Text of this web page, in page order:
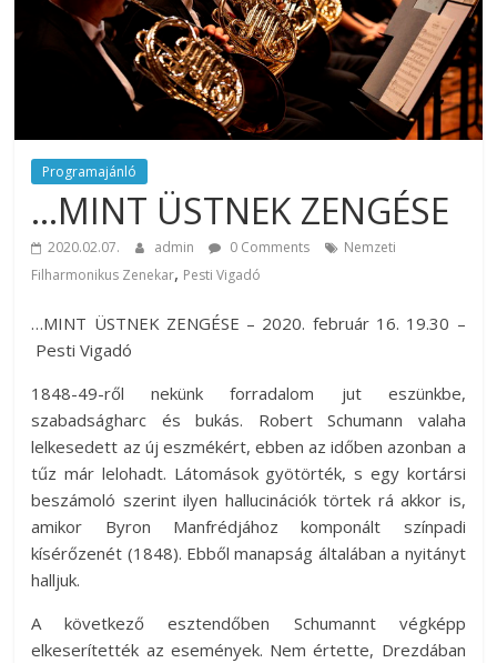
rendezvény
ajánlatok.
Rendezvények,
rendezvénytechnika,
rendezvényeszközök,
rendezvénygasztronómia,
catering.
Útmutató
úgy
profi
kollégáknak,
mint
céges
rendezvények
szervezőinek,
vagy
esküvőjüket
tervezgető
Programajánló
…MINT ÜSTNEK ZENGÉSE
2020.02.07. admin 0 Comments
Nemzeti
Filharmonikus Zenekar, Pesti Vigadó
…MINT ÜSTNEK ZENGÉSE – 2020. február 16. 19.30 –
Pesti Vigadó
1848-49-ről nekünk forradalom jut eszünkbe,
szabadságharc és bukás. Robert Schumann valaha
lelkesedett az új eszmékért, ebben az időben azonban a
tűz már lelohadt. Látomások gyötörték, s egy kortársi
beszámoló szerint ilyen hallucinációk törtek rá akkor is,
amikor Byron Manfrédjához komponált színpadi
kísérőzenét (1848). Ebből manapság általában a nyitányt
halljuk.
A következő esztendőben Schumannt végképp
elkeserítették az események. Nem értette, Drezdában